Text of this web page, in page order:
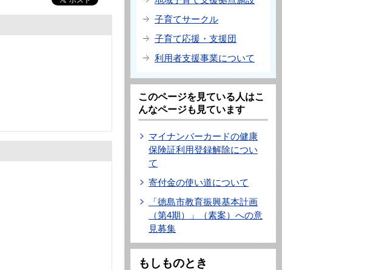
子育てサークル
子育て応援・支援団
利用者支援事業について
このページを見ている人はこ
んなページも見ています
マイナンバーカードの健康
保険証利用登録解除につい
て
寄付金の使い道について
「徳島市教育振興基本計画
（第4期）」（素案）への意
見募集
もしものとき